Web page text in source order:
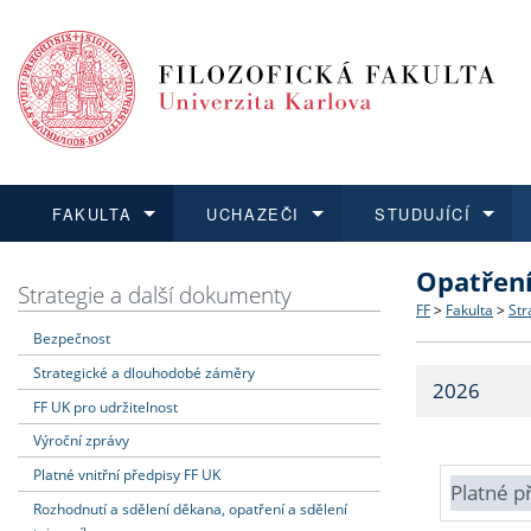
FAKULTA
Dozvědět se více
Struktura
Strategie
Fakultní
UCHAZEČI
Podat přihlášku
Co
Učitelské
STUDUJÍCÍ
Dozvědět se více
Dozvědět se více
O vědě a
Dozvědět se více
Aktuální
Strategie a další dokumenty
Bezpečnost
Strategické a dlouhodobé záměry
FF UK pro udržitelnost
Výroční zprávy
Platné vnitřní předpisy FF UK
Rozhodnutí a sdělení děkana, opatření a sdělení
FF > Fakulta >
2026
Platné